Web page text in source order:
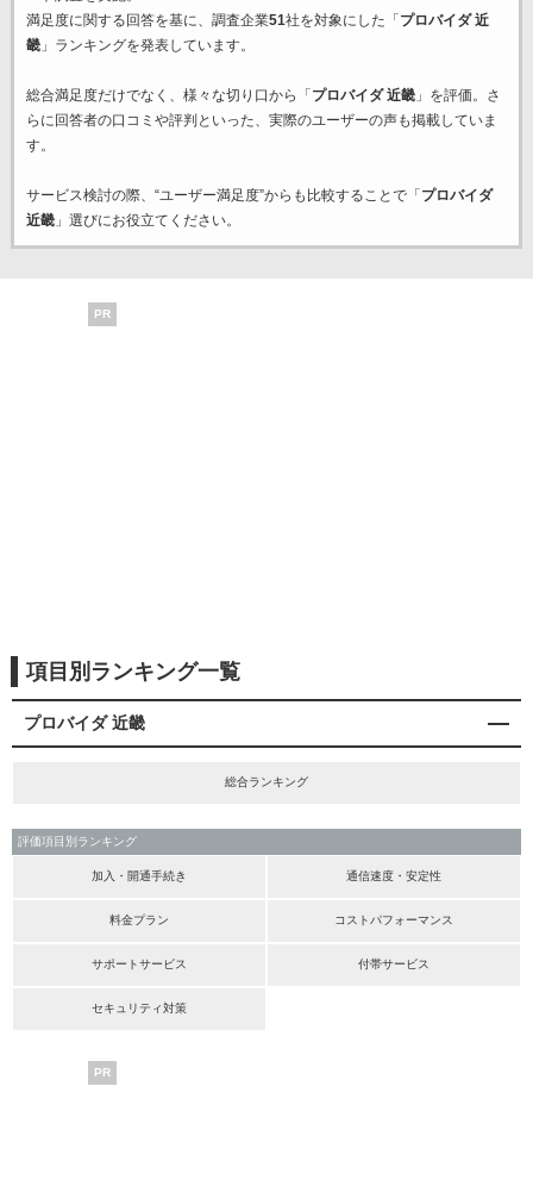
満足度に関する回答を基に、調査企業51社を対象にした「 プロバイダ 近
畿」ランキングを発表しています。
総合満足度だけでなく、様々な切り口から「 プロバイダ 近畿」を評価。さ
らに回答者の口コミや評判といった、実際のユーザーの声も掲載していま
す。
サービス検討の際、“ユーザー満足度”からも比較することで「 プロバイダ
近畿」選びにお役立てください。
PR
項目別ランキング一覧
プロバイダ 近畿
総合ランキング
評価項目別ランキング
加入・開通手続き 通信速度・安定性
料金プラン コストパフォーマンス
サポートサービス 付帯サービス
セキュリティ対策
PR